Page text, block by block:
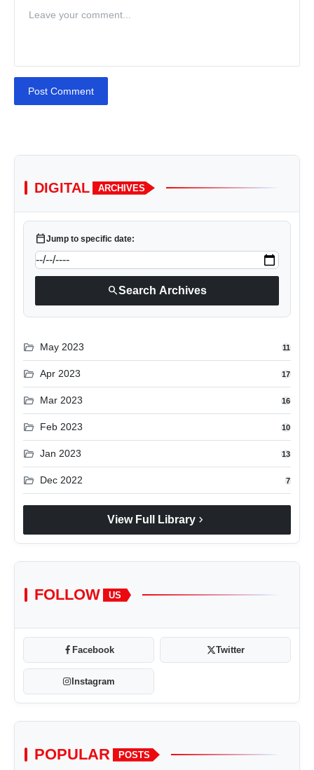
Post Comment
DIGITAL ARCHIVES
calendar_todayJump to specific date:
searchSearch Archives
folder_open May 2023 11
folder_open Apr 2023 17
folder_open Mar 2023 16
folder_open Feb 2023 10
folder_open Jan 2023 13
folder_open Dec 2022 7
View Full Library chevron_right
FOLLOW US
Facebook Twitter
Instagram
POPULAR POSTS